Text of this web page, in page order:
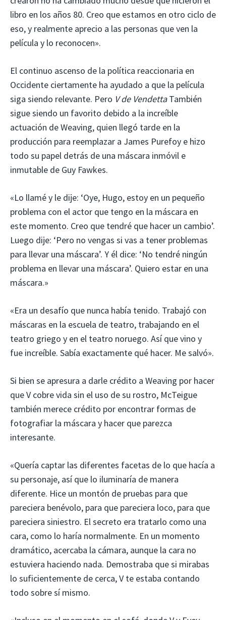
libro en los años 80. Creo que estamos en otro ciclo de
eso, y realmente aprecio a las personas que ven la
película y lo reconocen».
El continuo ascenso de la política reaccionaria en
Occidente ciertamente ha ayudado a que la película
siga siendo relevante. Pero V de VendettaTambién
sigue siendo un favorito debido a la increíble
actuación de Weaving, quien llegó tarde en la
producción para reemplazar a James Purefoy e hizo
todo su papel detrás de una máscara inmóvil e
inmutable de Guy Fawkes.
«Lo llamé y le dije: ‘Oye, Hugo, estoy en un pequeño
problema con el actor que tengo en la máscara en
este momento. Creo que tendré que hacer un cambio’.
Luego dije: ‘Pero no vengas si vas a tener problemas
para llevar una máscara’. Y él dice: ‘No tendré ningún
problema en llevar una máscara’. Quiero estar en una
máscara.»
«Era un desafío que nunca había tenido. Trabajó con
máscaras en la escuela de teatro, trabajando en el
teatro griego y en el teatro noruego. Así que vino y
fue increíble. Sabía exactamente qué hacer. Me salvó».
Si bien se apresura a darle crédito a Weaving por hacer
que V cobre vida sin el uso de su rostro, McTeigue
también merece crédito por encontrar formas de
fotografiar la máscara y hacer que parezca
interesante.
«Quería captar las diferentes facetas de lo que hacía a
su personaje, así que lo iluminaría de manera
diferente. Hice un montón de pruebas para que
pareciera benévolo, para que pareciera loco, para que
pareciera siniestro. El secreto era tratarlo como una
cara, como lo haría normalmente. En un momento
dramático, acercaba la cámara, aunque la cara no
estuviera haciendo nada. Demostraba que si mirabas
lo suficientemente de cerca, V te estaba contando
todo sobre sí mismo.